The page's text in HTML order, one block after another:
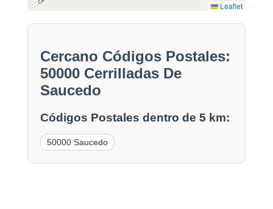
Leaflet
Cercano Códigos Postales:
50000 Cerrilladas De
Saucedo
Códigos Postales dentro de 5 km:
50000 Saucedo